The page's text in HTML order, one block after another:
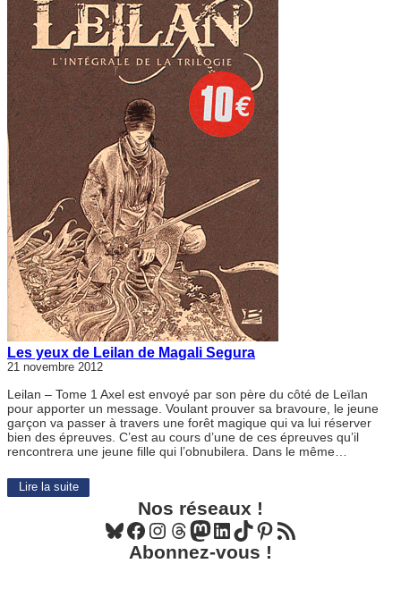
Les yeux de Leilan de Magali Segura
21 novembre 2012
Leilan – Tome 1 Axel est envoyé par son père du côté de Leïlan
pour apporter un message. Voulant prouver sa bravoure, le jeune
garçon va passer à travers une forêt magique qui va lui réserver
bien des épreuves. C’est au cours d’une de ces épreuves qu’il
rencontrera une jeune fille qui l’obnubilera. Dans le même…
Lire la suite
Nos réseaux !
Bluesky Facebook Instagram Threads Mastodon LinkedIn TikTok Pinterest Flux RSS
Abonnez-vous !